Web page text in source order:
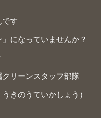
です
になっていませんか？
リーンスタッフ部隊
きのうていかしょう）